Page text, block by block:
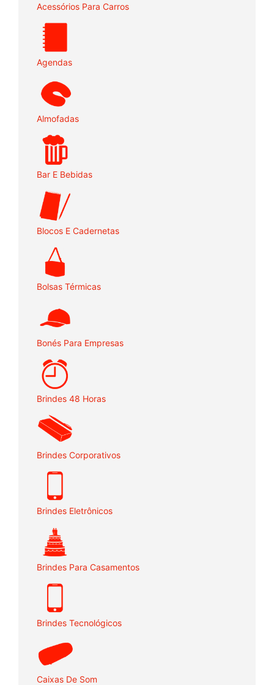
Acessórios Para Carros
Agendas
Almofadas
Bar E Bebidas
Blocos E Cadernetas
Bolsas Térmicas
Bonés Para Empresas
Brindes 48 Horas
Brindes Corporativos
Brindes Eletrônicos
Brindes Para Casamentos
Brindes Tecnológicos
Caixas De Som